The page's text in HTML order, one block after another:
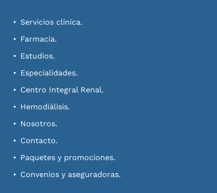
Servicios clínica.
Farmacia.
Estudios.
Especialidades.
Centro Integral Renal.
Hemodiálisis.
Nosotros.
Contacto.
Paquetes y promociones.
Convenios y aseguradoras.